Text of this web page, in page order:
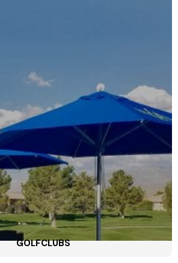
GOLFCLUBS